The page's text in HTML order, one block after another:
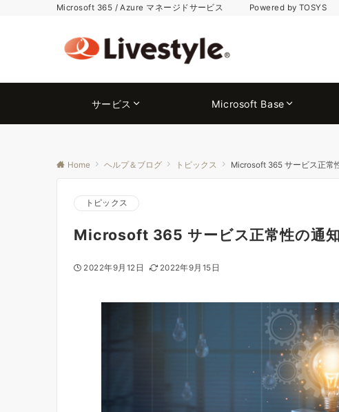
Microsoft 365 / Azure マネージドサービス Powered by TOSYS
サービス Microsoft Base
Home ヘルプ＆ブログ トピックス Microsoft 365 サービス正常
トピックス
Microsoft 365 サービス正常性の通
2022年9月12日 2022年9月15日